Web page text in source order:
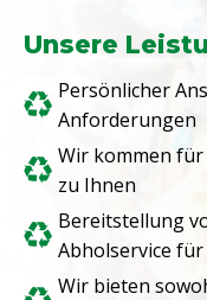
Unsere
Persönlicher
Anforderungen
Wir kommen
zu Ihnen
Bereitstellung
Abholservice
Wir bieten